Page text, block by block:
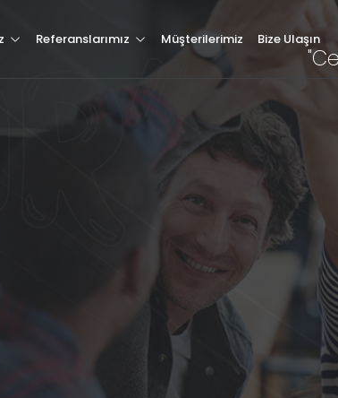
Referanslarımız Müşterilerimiz Bize Ulaşın